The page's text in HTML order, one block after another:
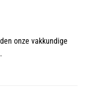
onze vakkundige